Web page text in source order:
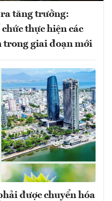
tăng trưởng:
thực hiện các
giai đoạn mới
được chuyển hóa